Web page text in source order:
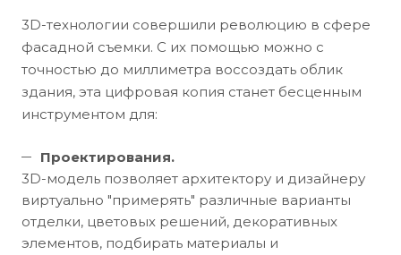
3D-технологии совершили революцию в сфере
фасадной съемки. С их помощью можно с
точностью до миллиметра воссоздать облик
здания, эта цифровая копия станет бесценным
инструментом для:
Проектирования.
3D-модель позволяет архитектору и дизайнеру
виртуально "примерять" различные варианты
отделки, цветовых решений, декоративных
элементов, подбирать материалы и